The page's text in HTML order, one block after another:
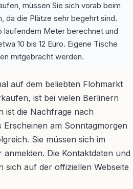
müssen Sie sich vorab beim
da die Plätze sehr begehrt sind.
laufendem Meter berechnet und
10 bis 12 Euro. Eigene Tische
mitgebracht werden.
auf dem beliebten Flohmarkt
ist bei vielen Berlinern
ist die Nachfrage nach
Erscheinen am Sonntagmorgen
Sie müssen sich im
Die Kontaktdaten und
sich auf der offiziellen Webseite